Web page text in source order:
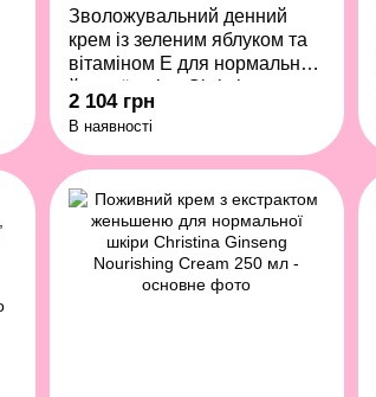
Зволожувальний денний
крем із зеленим яблуком та
вітаміном Е для нормальної
й сухої шкіри Christina
Hydrating Day Cream Green
Apple 250 мл
2 104 грн
В наявності